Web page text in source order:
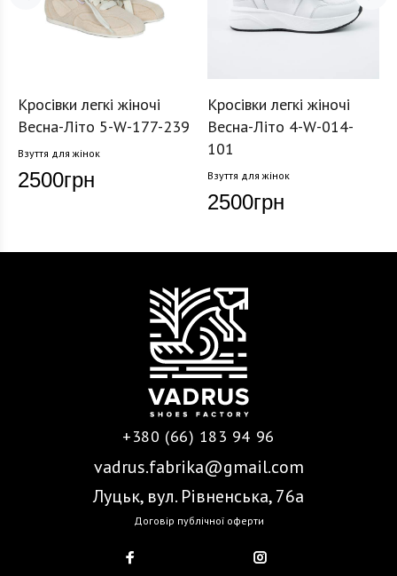
Кросівки легкі жіночі
Весна-Літо 5-W-177-239
Взуття для жінок
2500грн
Кросівки легкі жіночі
Весна-Літо 4-W-014-
101
Взуття для жінок
2500грн
+380 (66) 183 94 96
vadrus.fabrika@gmail.com
Луцьк, вул. Рівненська, 76а
Договір публічної оферти